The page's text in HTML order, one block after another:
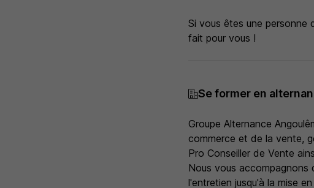
Si vous êtes une personne
fait pour vous !
Se former en
Groupe Alternance
commerce et de la vente,
Pro Conseiller de Vente
Nous vous accompagnons
l'entretien jusqu'à la mise